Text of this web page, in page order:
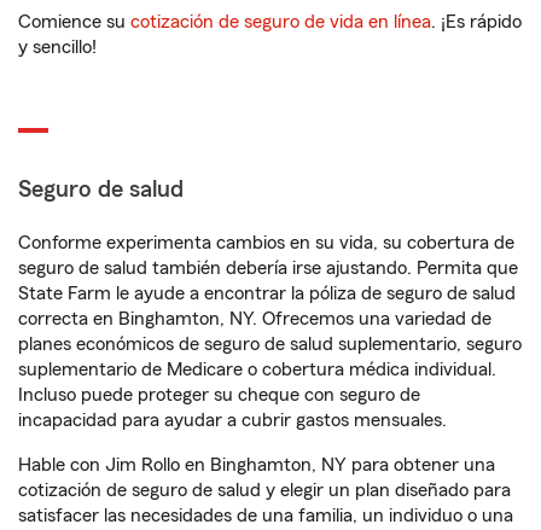
Comience su cotización de seguro de vida en línea. ¡Es rápido
y sencillo!
Seguro de salud
Conforme experimenta cambios en su vida, su cobertura de
seguro de salud también debería irse ajustando. Permita que
State Farm le ayude a encontrar la póliza de seguro de salud
correcta en Binghamton, NY. Ofrecemos una variedad de
planes económicos de seguro de salud suplementario, seguro
suplementario de Medicare o cobertura médica individual.
Incluso puede proteger su cheque con seguro de
incapacidad para ayudar a cubrir gastos mensuales.
Hable con Jim Rollo en Binghamton, NY para obtener una
cotización de seguro de salud y elegir un plan diseñado para
satisfacer las necesidades de una familia, un individuo o una